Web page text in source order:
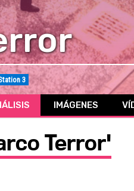
3
IMÁGENES
Terror'